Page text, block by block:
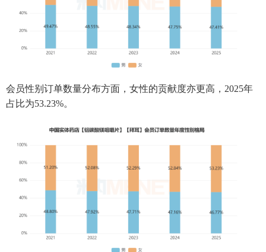
会员性别订单数量分布方面，女性的贡献度亦更高，2025年
占比为53.23%。